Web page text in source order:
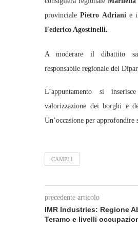
provinciale Pietro Adrianie il
Federico Agostinelli.
A moderare il dibattito
responsabile regionale del
L’appuntamento si
valorizzazione dei borghi e
Un’occasione per
CAMPLI
precedente articolo
IMR Industries: Regione
Teramo e livelli